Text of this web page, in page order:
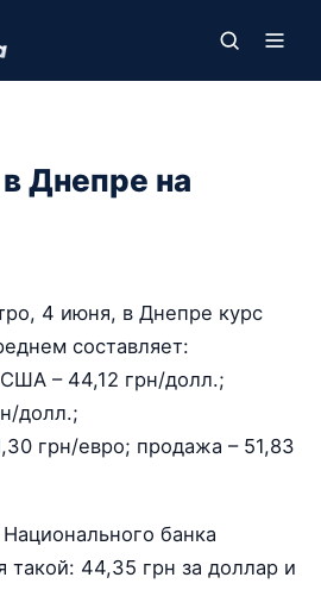
Днепре на
4 июня, в Днепре курс
составляет:
– 44,12 грн/долл.;
долл.;
грн/евро; продажа – 51,83
банка
такой: 44,35 грн за доллар и